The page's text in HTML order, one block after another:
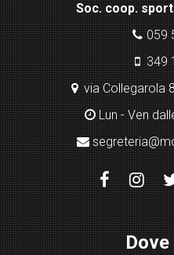
Soc. coop.
059
349
via Collegarola
Lun - Ven